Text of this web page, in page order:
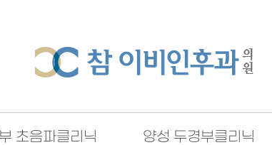
초음파클리닉 양성 두경부클리닉